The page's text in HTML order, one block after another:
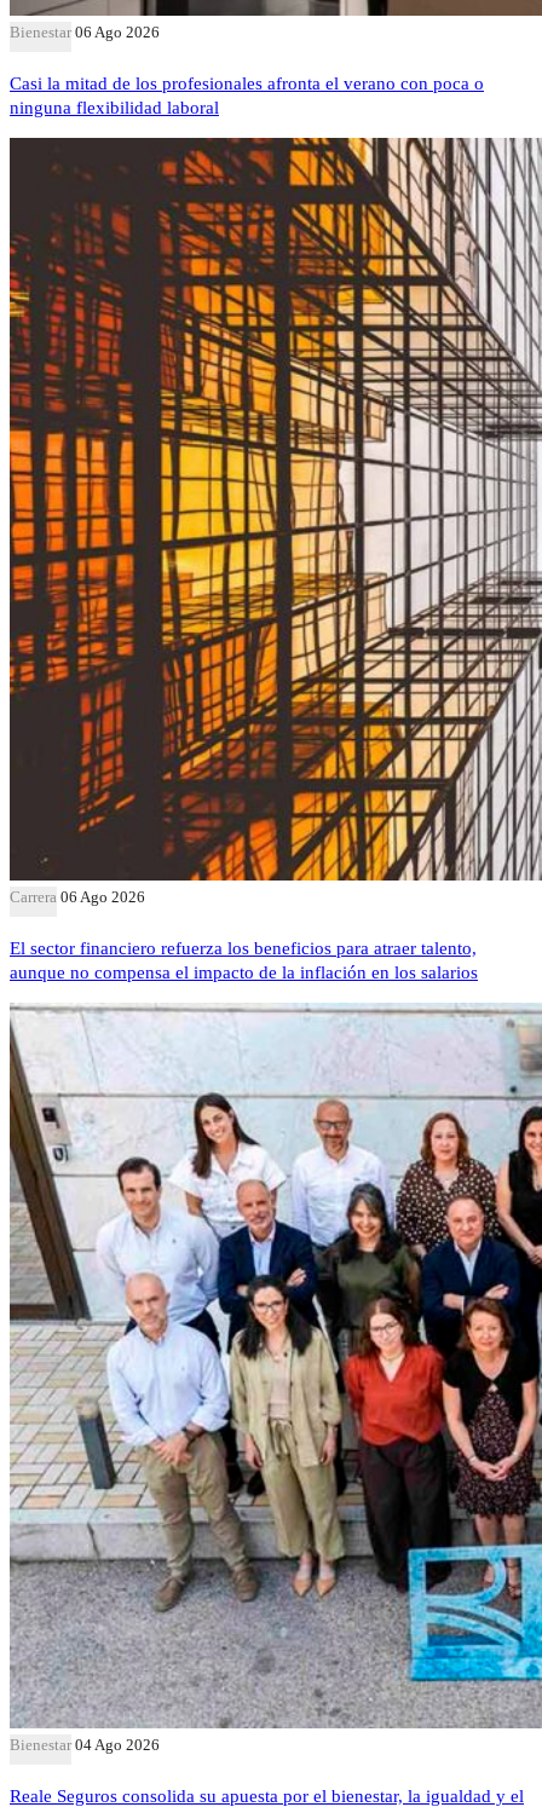
Bienestar 06 Ago 2026
Casi la mitad de los profesionales afronta el verano con poca o
ninguna flexibilidad laboral
Carrera 06 Ago 2026
El sector financiero refuerza los beneficios para atraer talento,
aunque no compensa el impacto de la inflación en los salarios
Bienestar 04 Ago 2026
Reale Seguros consolida su apuesta por el bienestar, la igualdad y el